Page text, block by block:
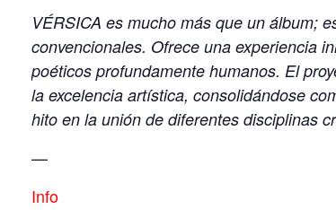
VÉRSICA es mucho más que un álbum;
convencionales. Ofrece una experiencia
poéticos profundamente humanos. El
la excelencia artística, consolidándose
hito en la unión de diferentes disciplinas
—
Info